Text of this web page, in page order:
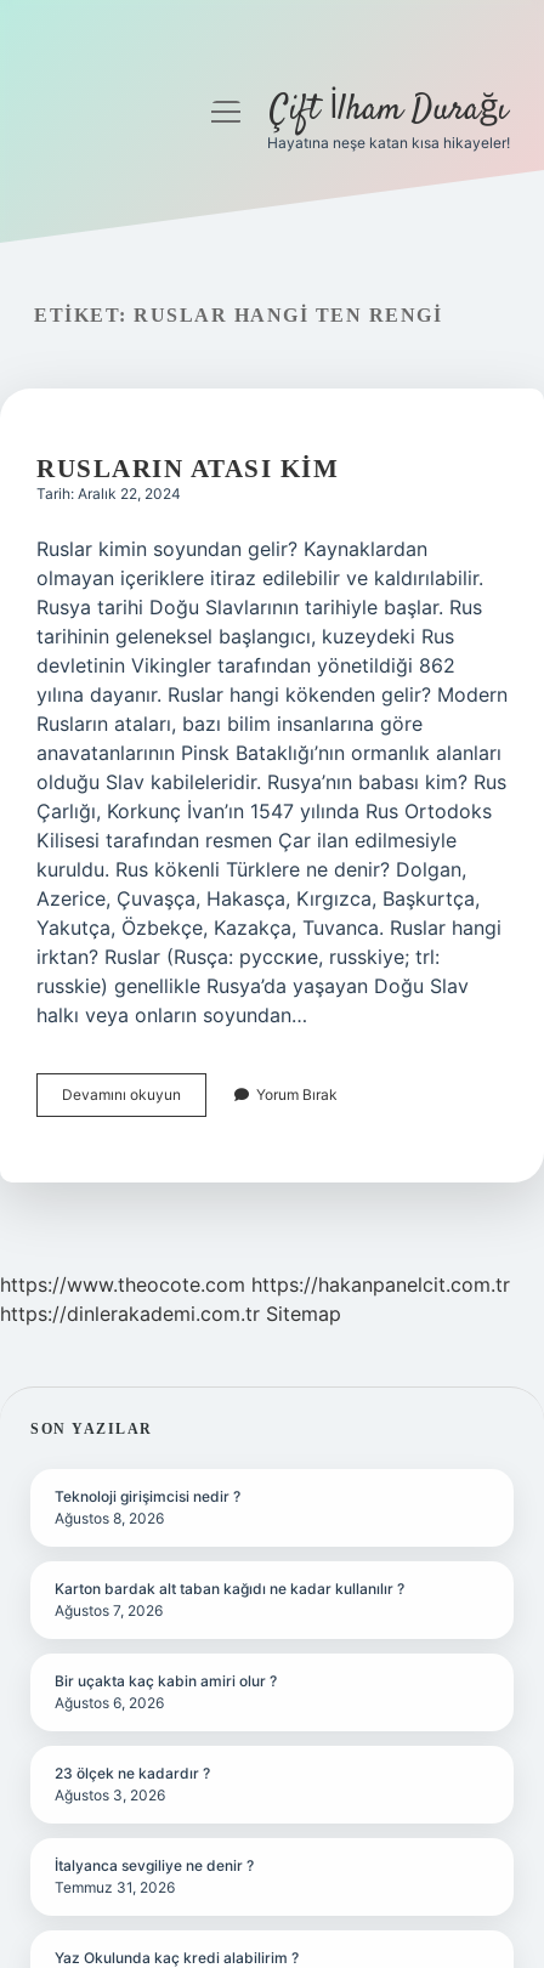
Gizlilik Politikası
menüyüÇift İlham Durağı
Hayatına neşe katan kısa hikayeler!
ETIKET: RUSLAR HANGI TEN RENGI
RUSLARIN ATASI KIM
Tarih: Aralık 22, 2024
Ruslar kimin soyundan gelir? Kaynaklardan
olmayan içeriklere itiraz edilebilir ve kaldırılabilir.
Rusya tarihi Doğu Slavlarının tarihiyle başlar. Rus
tarihinin geleneksel başlangıcı, kuzeydeki Rus
devletinin Vikingler tarafından yönetildiği 862
yılına dayanır. Ruslar hangi kökenden gelir? Modern
Rusların ataları, bazı bilim insanlarına göre
anavatanlarının Pinsk Bataklığı’nın ormanlık alanları
olduğu Slav kabileleridir. Rusya’nın babası kim? Rus
Çarlığı, Korkunç İvan’ın 1547 yılında Rus Ortodoks
Kilisesi tarafından resmen Çar ilan edilmesiyle
kuruldu. Rus kökenli Türklere ne denir? Dolgan,
Azerice, Çuvaşça, Hakasça, Kırgızca, Başkurtça,
Yakutça, Özbekçe, Kazakça, Tuvanca. Ruslar hangi
irktan? Ruslar (Rusça: русские, russkiye; trl:
russkie) genellikle Rusya’da yaşayan Doğu Slav
halkı veya onların soyundan…
Devamını okuyun
Atası
Yorum Bırak
https://www.theocote.com https://hakanpanelcit.com.tr
https://dinlerakademi.com.tr Sitemap
SIDEBAR
SON YAZILAR
Teknoloji girişimcisi nedir ?
Ağustos 8, 2026
Karton bardak alt taban kağıdı ne kadar kullanılır ?
Ağustos 7, 2026
Bir uçakta kaç kabin amiri olur ?
Ağustos 6, 2026
23 ölçek ne kadardır ?
Ağustos 3, 2026
İtalyanca sevgiliye ne denir ?
Temmuz 31, 2026
Yaz Okulunda kaç kredi alabilirim ?